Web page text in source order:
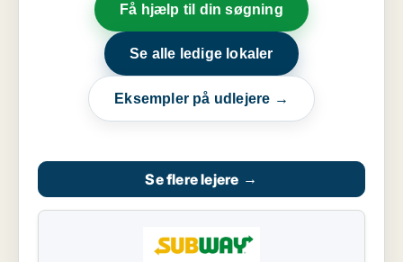
Få hjælp til din søgning
Se alle ledige lokaler
Eksempler på udlejere →
Se flere lejere →